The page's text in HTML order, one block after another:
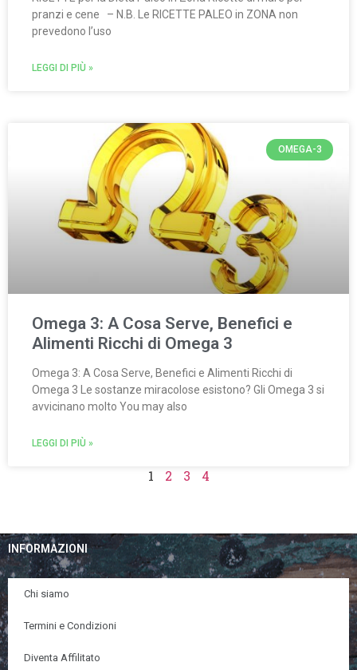
pranzi e cene – N.B. Le RICETTE PALEO in ZONA non
prevedono l’uso
LEGGI DI PIÙ »
OMEGA-3
Omega 3: A Cosa Serve, Benefici e
Alimenti Ricchi di Omega 3
Omega 3: A Cosa Serve, Benefici e Alimenti Ricchi di
Omega 3 Le sostanze miracolose esistono? Gli Omega 3 si
avvicinano molto You may also
LEGGI DI PIÙ »
1 2 3 4
INFORMAZIONI
Chi siamo
Termini e Condizioni
Diventa Affilitato